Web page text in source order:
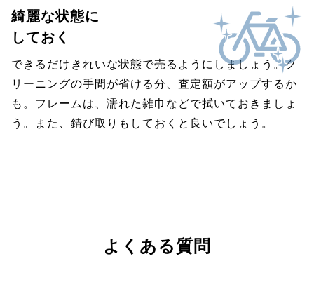
綺麗な状態に
しておく
できるだけきれいな状態で売るようにしましょう。ク
リーニングの手間が省ける分、査定額がアップするか
も。フレームは、濡れた雑巾などで拭いておきましょ
う。また、錆び取りもしておくと良いでしょう。
よくある質問